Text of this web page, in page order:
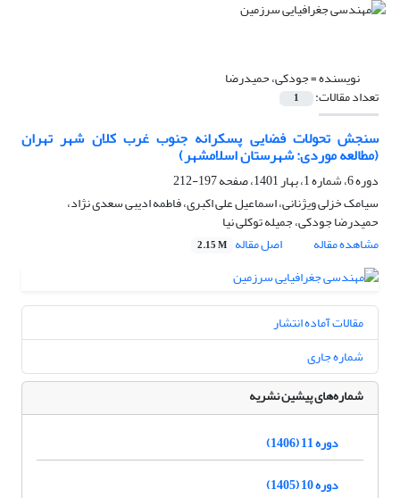
نویسنده =جودکی، حمیدرضا
تعداد مقالات: 1
سنجش تحولات فضایی پسکرانه جنوب غرب کلان شهر تهران
(مطالعه موردی: شهرستان اسلامشهر)
دوره 6، شماره 1، بهار 1401، صفحه
197-212
سیامک خزلی ویژنانی، اسماعیل علی اکبری، فاطمه ادیبی سعدی نژاد،
حمیدرضا جودکی، جمیله توکلی نیا
مشاهده مقاله
اصل مقاله 2.15 M
مقالات آماده انتشار
شماره جاری
شماره‌های پیشین نشریه
دوره 11 (1406)
دوره 10 (1405)